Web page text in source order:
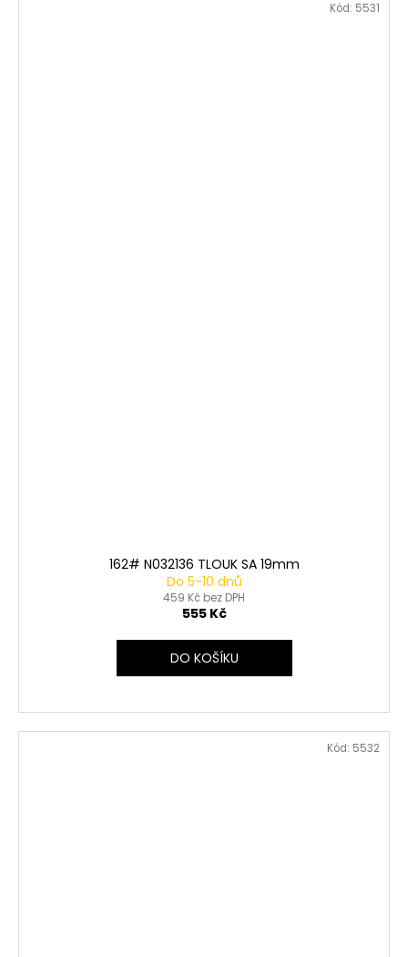
162# N032136 TLOUK SA 19mm
Do 5-10 dnů
459 Kč bez DPH
555 Kč
DO KOŠÍKU
Kód: 5531
Kód: 5532